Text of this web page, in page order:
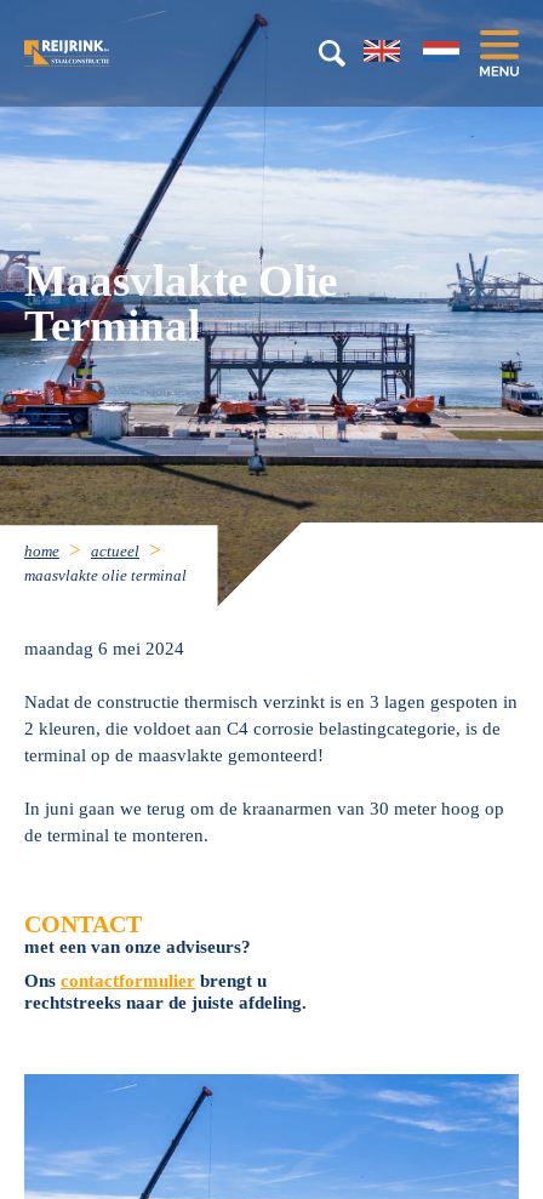
Maasvlakte Olie
Terminal
home
actueel
maasvlakte olie terminal
maandag 6 mei 2024
Nadat de constructie thermisch verzinkt is en 3 lagen gespoten in
2 kleuren, die voldoet aan C4 corrosie belastingcategorie, is de
terminal op de maasvlakte gemonteerd!
In juni gaan we terug om de kraanarmen van 30 meter hoog op
de terminal te monteren.
CONTACT
met een van onze adviseurs?
Ons contactformulier brengt u
rechtstreeks naar de juiste afdeling.